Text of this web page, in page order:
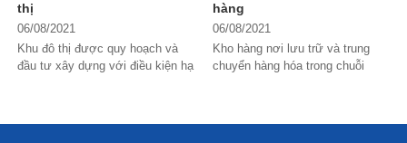
thị
06/08/2021
Khu đô thị được quy hoạch và
đầu tư xây dựng với điều kiện hạ
hàng
06/08/2021
Kho hàng nơi lưu trữ và trung
chuyển hàng hóa trong chuỗi